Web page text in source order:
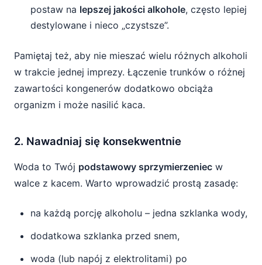
postaw na lepszej jakości alkohole, często lepiej
destylowane i nieco „czystsze”.
Pamiętaj też, aby nie mieszać wielu różnych alkoholi
w trakcie jednej imprezy. Łączenie trunków o różnej
zawartości kongenerów dodatkowo obciąża
organizm i może nasilić kaca.
2. Nawadniaj się konsekwentnie
Woda to Twój podstawowy sprzymierzeniec w
walce z kacem. Warto wprowadzić prostą zasadę:
na każdą porcję alkoholu – jedna szklanka wody,
dodatkowa szklanka przed snem,
woda (lub napój z elektrolitami) po